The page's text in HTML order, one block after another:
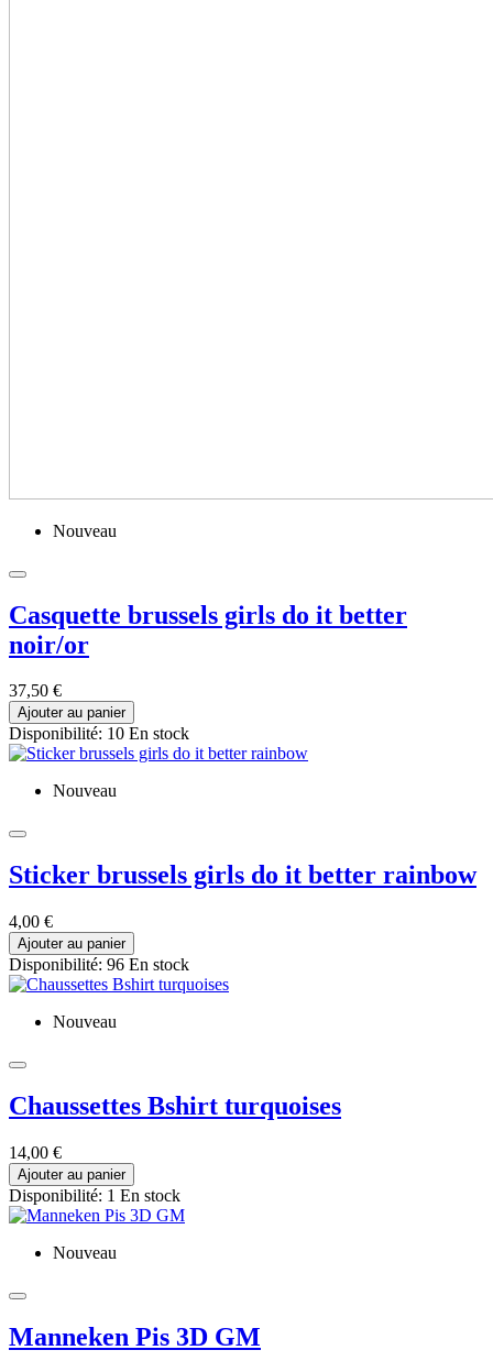
Nouveau
Casquette brussels girls do it better
noir/or
37,50 €
Ajouter au panier
Disponibilité: 10 En stock
Nouveau
Sticker brussels girls do it better rainbow
4,00 €
Ajouter au panier
Disponibilité: 96 En stock
Nouveau
Chaussettes Bshirt turquoises
14,00 €
Ajouter au panier
Disponibilité: 1 En stock
Nouveau
Manneken Pis 3D GM